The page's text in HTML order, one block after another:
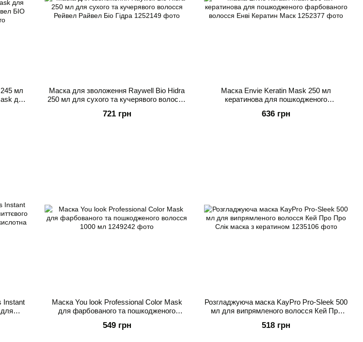
мл
для
Маска для зволоження Raywell Bio Hidra
250 мл для сухого та кучерявого волосся
721 грн
Маска Envie Keratin Mask 250 мл
кератинова для пошкодженого
636 грн
Instant
Маска You look Professional Color Mask
для фарбованого та пошкодженого
549 грн
Розгладжуюча маска KayPro Pro-Sleek 500
мл для випрямленого волосся Кей Про
518 грн